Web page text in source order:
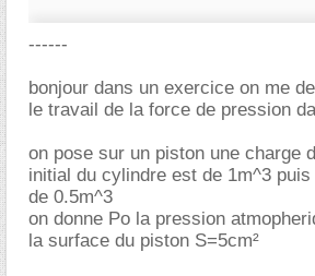
------
bonjour dans un exercice on me
le travail de la force de pression
on pose sur un piston une charge
initial du cylindre est de 1m^3
de 0.5m^3
on donne Po la pression
la surface du piston S=5cm²